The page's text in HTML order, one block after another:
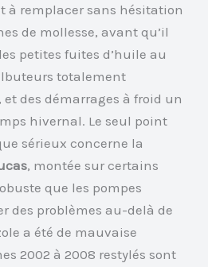
à remplacer sans hésitation
de mollesse, avant qu’il
petites fuites d’huile au
totalement
et des démarrages à froid un
hivernal. Le seul point
sérieux concerne la
, montée sur certains
que les pompes
des problèmes au-delà de
a été de mauvaise
2002 à 2008 restylés sont